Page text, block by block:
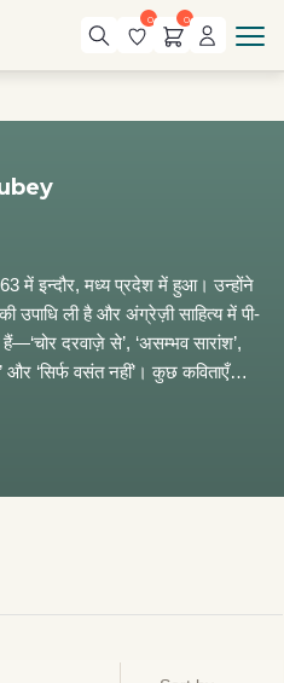
0 0
में इन्दौर, मध्य प्रदेश में हुआ। उन्होंने
उपाधि ली है और अंग्रेज़ी साहित्य में पी-
दरवाज़े से’, ‘असम्भव सारांश’,
और ‘सिर्फ वसंत नहीं’। कुछ कविताएँ
कविताओं के अनुवाद भारतीय
हुए हैं। अनुवाद और आलोचना में भी